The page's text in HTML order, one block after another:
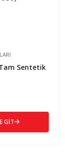
Sentetik
GİT